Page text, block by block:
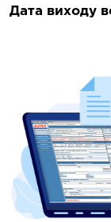
Дата виходу